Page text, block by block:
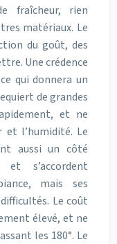
fraîcheur, rien
matériaux. Le
du goût, des
Une crédence
qui donnera un
de grandes
et ne
l’humidité. Le
aussi un côté
s’accordent
mais ses
Le coût
élevé, et ne
les 180°. Le